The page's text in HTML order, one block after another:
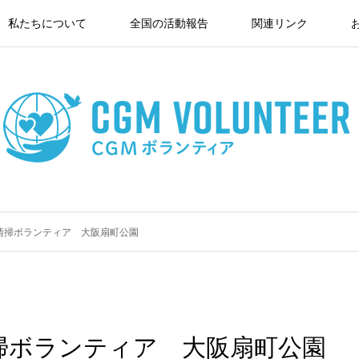
私たちについて 全国の活動報告 関連リンク
ボランティア 大阪扇町公園
ランティア 大阪扇町公園